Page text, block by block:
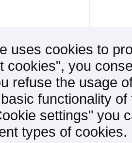
uses cookies to
cookies", you
refuse the usage
functionality
settings" you
types of cookies.